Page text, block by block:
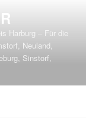
Harburg – Für die
Neuland,
Sinstorf,